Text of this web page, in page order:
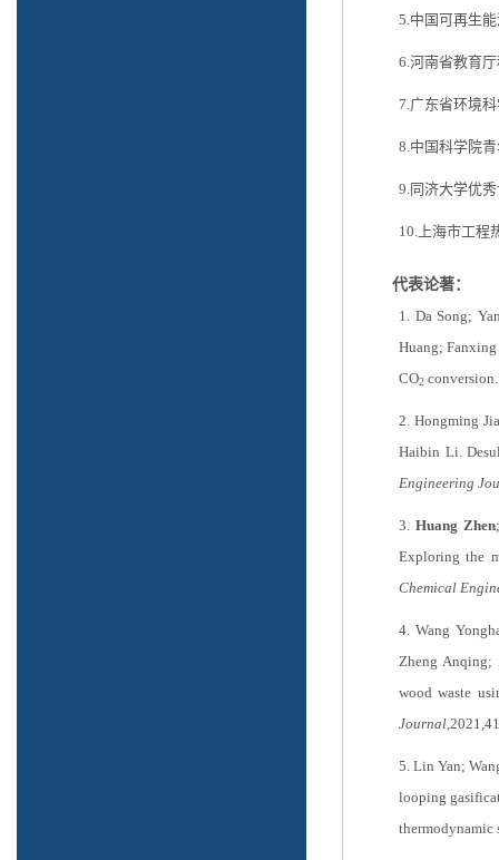
5.中国可再生
6.河南省教育
7.广东省环境
8.中国科学院
9.同济大学优
10.上海市工
代表论著：
1. Da Song;
Huang;
CO2
2. Hongming
Haibin Li.
Engineering
3. Huang Zhen
Exploring the
Chemical
4. Wang
Zheng
wood waste
Journal
5. Lin Yan;
looping
thermodynamic